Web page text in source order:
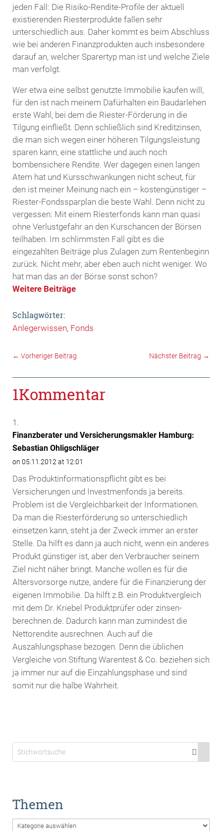
jeden Fall: Die Risiko-Rendite-Profile der aktuell
existierenden Riesterprodukte fallen sehr
unterschiedlich aus. Daher kommt es beim Abschluss
wie bei anderen Finanzprodukten auch insbesondere
darauf an, welcher Sparertyp man ist und welche Ziele
man verfolgt.
Wer etwa eine selbst genutzte Immobilie kaufen will,
für den ist nach meinem Dafürhalten ein Baudarlehen
erste Wahl, bei dem die Riester-Förderung in die
Tilgung einfließt. Denn schließlich sind Kreditzinsen,
die man sich wegen einer höheren Tilgungsleistung
sparen kann, eine stattliche und auch noch
bombensichere Rendite. Wer dagegen einen langen
Atem hat und Kursschwankungen nicht scheut, für
den ist meiner Meinung nach ein – kostengünstiger –
Riester-Fondssparplan die beste Wahl. Denn nicht zu
vergessen: Mit einem Riesterfonds kann man quasi
ohne Verlustgefahr an den Kurschancen der Börsen
teilhaben. Im schlimmsten Fall gibt es die
eingezahlten Beiträge plus Zulagen zum Rentenbeginn
zurück. Nicht mehr, aber eben auch nicht weniger. Wo
hat man das an der Börse sonst schon?
Weitere Beiträge
Schlagwörter:
Anlegerwissen Fonds
← Vorheriger Beitrag Nächster Beitrag →
1Kommentar
Finanzberater und Versicherungsmakler Hamburg:
Sebastian Ohligschläger
on 05.11.2012 at 12:01
Das Produktinformationspflicht gibt es bei
Versicherungen und Investmenfonds ja bereits.
Problem ist die Vergleichbarkeit der Informationen.
Da man die Riesterförderung so unterschiedlich
einsetzen kann, steht ja der Zweck immer an erster
Stelle. Da hilft es dann ja auch nicht, wenn ein anderes
Produkt günstiger ist, aber den Verbraucher seinem
Ziel nicht näher bringt. Manche wollen es für die
Altersvorsorge nutze, andere für die Finanzierung der
eigenen Immobilie. Da hilft z.B. ein Produktvergleich
mit dem Dr. Kriebel Produktprüfer oder zinsen-
berechnen.de. Dadurch kann man zumindest die
Nettorendite ausrechnen. Auch auf die
Auszahlungsphase bezogen. Denn die üblichen
Vergleiche von Stiftung Warentest & Co. beziehen sich
ja immer nur auf die Einzahlungsphase und sind
somit nur die halbe Wahrheit.
Themen
Themen